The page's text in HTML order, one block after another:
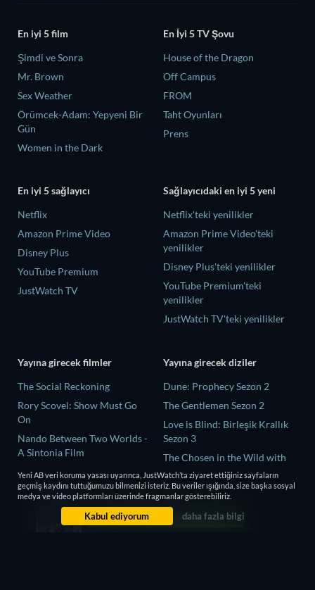
En iyi 5 film
Şimdi ve Sonra
Mr. Brown
Sex Weather
Örümcek-Adam: Yepyeni Bir
Gün
Women in the Dark
En İyi 5 TV Şovu
House of the Dragon
Off Campus
FROM
Taht Oyunları
Prens
En iyi 5 sağlayıcı
Netflix
Amazon Prime Video
Disney Plus
YouTube Premium
JustWatch TV
Sağlayıcıdaki en iyi 5 yeni
Netflix'teki yenilikler
Amazon Prime Video'teki
yenilikler
Disney Plus'teki yenilikler
YouTube Premium'teki
yenilikler
JustWatch TV'teki yenilikler
Yayına girecek filmler
The Social Reckoning
Rory Scovel: Show Must Go
On
Nando Between Two Worlds -
A Sintonia Film
MLB Field of Dreams: Phillies
vs. Twins
Söyleyemediklerimiz
Yayına girecek diziler
Dune: Prophecy Sezon 2
The Gentlemen Sezon 2
Love is Blind: Birleşik Krallık
Sezon 3
The Chosen in the Wild with
Bear Grylls Sezon 1
Mourinho Sezon 1
Yeni AB veri koruma yasası uyarınca, JustWatch’ta ziyaret ettiğiniz sayfaların
geçmiş kaydını tuttuğumuzu bilmenizi isteriz. Bu veriler ışığında, size başka sosyal
medya ve video platformları üzerinde fragmanlar gösterebiliriz.
Kabul ediyorum daha fazla bilgi